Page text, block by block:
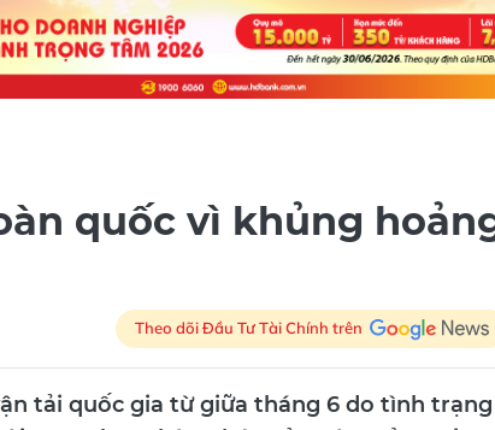
quốc vì khủng
Theo dõi Đầu Tư Tài Chính trên
tải quốc gia từ giữa tháng 6 do tình trạng